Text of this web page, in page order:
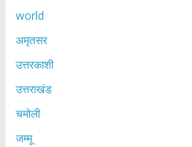
world
अमृतसर
उत्तरकाशी
उत्तराखंड
चमोली
जम्मू